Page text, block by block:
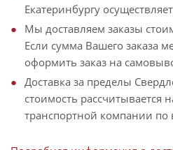
Екатеринбургу
Мы доставляем заказы
Если сумма Вашего заказа
оформить заказ на
Доставка за пределы
стоимость рассчитывается
транспортной компании по